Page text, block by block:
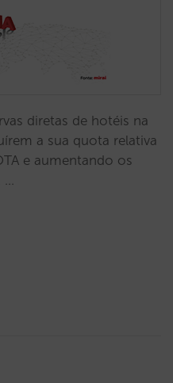
diretas de hotéis na
a sua quota relativa
e aumentando os
…